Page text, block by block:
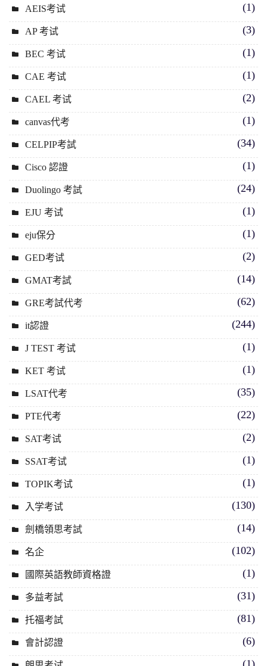
AEIS考试 (1)
AP 考试 (3)
BEC 考试 (1)
CAE 考试 (1)
CAEL 考试 (2)
canvas代考 (1)
CELPIP考試 (34)
Cisco 認證 (1)
Duolingo 考試 (24)
EJU 考试 (1)
eju保分 (1)
GED考试 (2)
GMAT考試 (14)
GRE考試代考 (62)
it認證 (244)
J TEST 考试 (1)
KET 考试 (1)
LSAT代考 (35)
PTE代考 (22)
SAT考试 (2)
SSAT考试 (1)
TOPIK考试 (1)
入学考试 (130)
劍橋領思考試 (14)
名企 (102)
國際英語教師資格證 (1)
多益考試 (31)
托福考試 (81)
會計認證 (6)
(1)